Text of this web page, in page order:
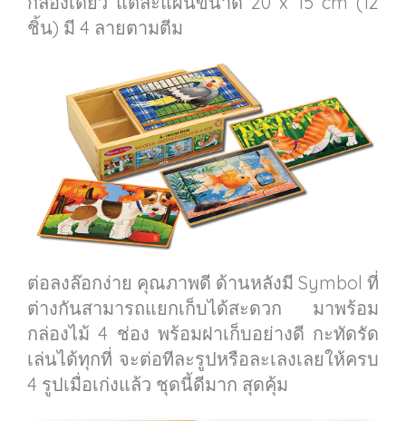
ชิ้น) มี 4 ลายตามตีม
ต่อลงล๊อกง่าย คุณภาพดี ด้านหลังมี Symbol ที่
ต่างกันสามารถแยกเก็บได้สะดวก มาพร้อม
กล่องไม้ 4 ช่อง พร้อมฝาเก็บอย่างดี กะทัดรัด
เล่นได้ทุกที่ จะต่อทีละรูปหรือละเลงเลยให้ครบ
4 รูปเมื่อเก่งแล้ว ชุดนี้ดีมาก สุดคุ้ม